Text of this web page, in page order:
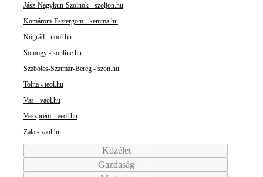
Jász-Nagykun-Szolnok - szoljon.hu
Komárom-Esztergom - kemma.hu
Nógrád - nool.hu
Somogy - sonline.hu
Szabolcs-Szatmár-Bereg - szon.hu
Tolna - teol.hu
Vas - vaol.hu
Veszprém - veol.hu
Zala - zaol.hu
Közélet
Gazdaság